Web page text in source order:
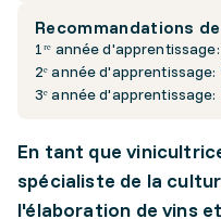
Recommandations
1ʳᵉ année
2ᵉ année
3ᵉ année
En tant que
spécialiste de la
l'élaboration de vins